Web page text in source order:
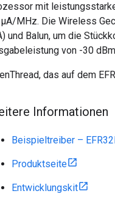
mit
MHz. Die Wireless
und Balun, um die
von -30
das auf dem
Informationen
Beispieltreiber –
Produktseite
Entwicklungskit